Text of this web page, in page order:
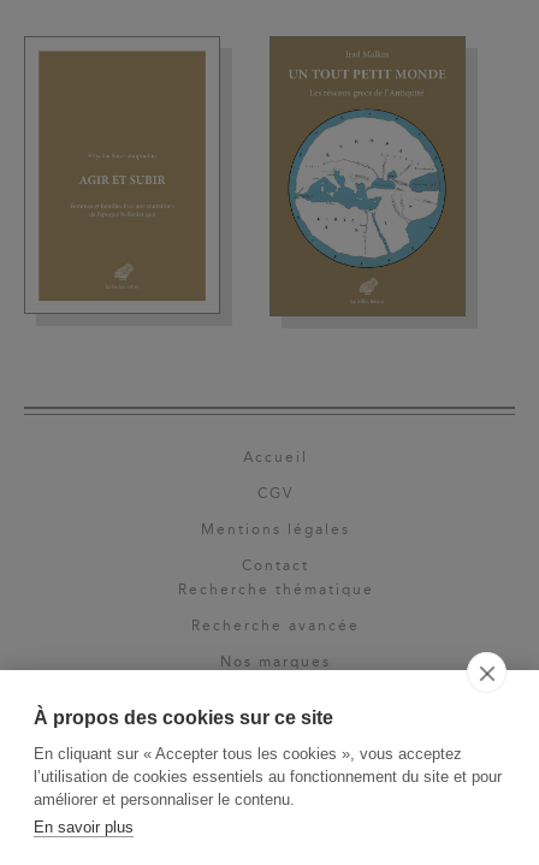
À propos des cookies sur ce site
En cliquant sur « Accepter tous les cookies », vous acceptez
l’utilisation de cookies essentiels au fonctionnement du site et pour
améliorer et personnaliser le contenu.
En savoir plus
Accueil
CGV
Mentions légales
Contact
Recherche thématique
Recherche avancée
Nos marques
Espace pro
Newsletter
La Vie des Classiques